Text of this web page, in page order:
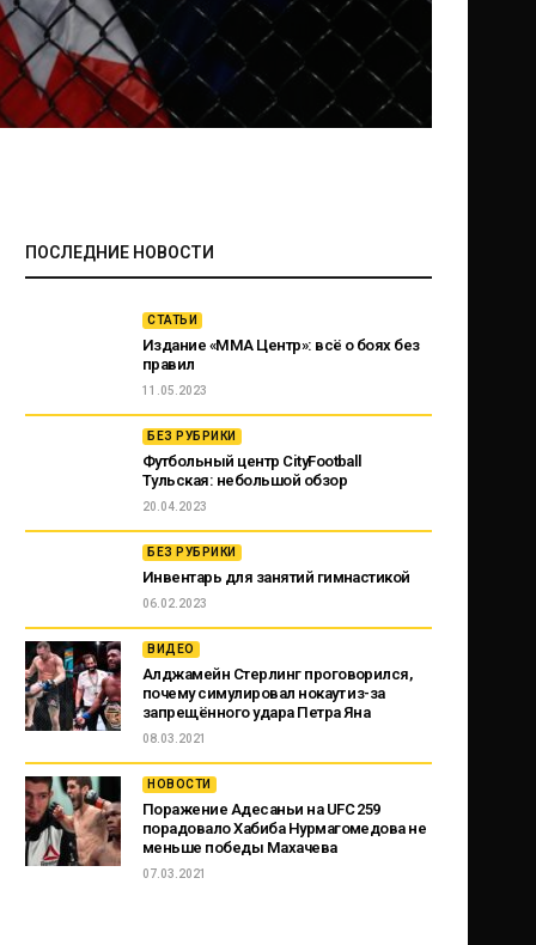
ПОСЛЕДНИЕ НОВОСТИ
СТАТЬИ
Издание «ММА Центр»: всё о боях без
правил
11.05.2023
БЕЗ РУБРИКИ
Футбольный центр CityFootball
Тульская: небольшой обзор
20.04.2023
БЕЗ РУБРИКИ
Инвентарь для занятий гимнастикой
06.02.2023
ВИДЕО
Алджамейн Стерлинг проговорился,
почему симулировал нокаут из-за
запрещённого удара Петра Яна
08.03.2021
НОВОСТИ
Поражение Адесаньи на UFC 259
порадовало Хабиба Нурмагомедова не
меньше победы Махачева
07.03.2021